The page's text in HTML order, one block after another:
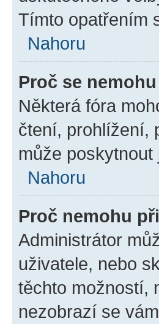
Tímto opatřením
Nahoru
Proč se
Některá fóra
čtení, prohlížení,
může
Nahoru
Proč nemohu
Administrátor
uživatele, nebo
těchto možností,
nezobrazí se